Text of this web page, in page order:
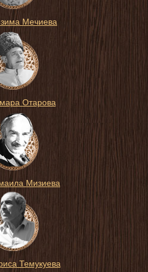
Мечиева
Отарова
Мизиева
Темукуева